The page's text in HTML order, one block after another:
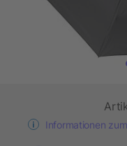
Informationen